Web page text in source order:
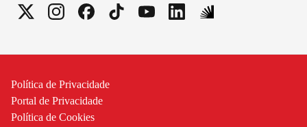
Política de Privacidade
Portal de Privacidade
Política de Cookies